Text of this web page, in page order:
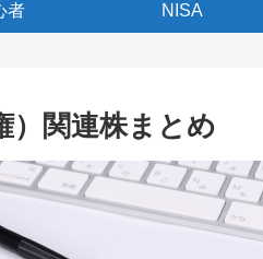
者 NISA
）関連株まとめ